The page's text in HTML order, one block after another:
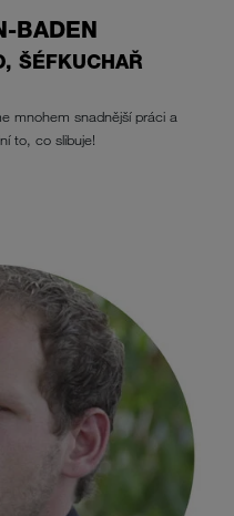
BADEN
ŠÉFKUCHAŘ
mnohem snadnější práci a
to, co slibuje!